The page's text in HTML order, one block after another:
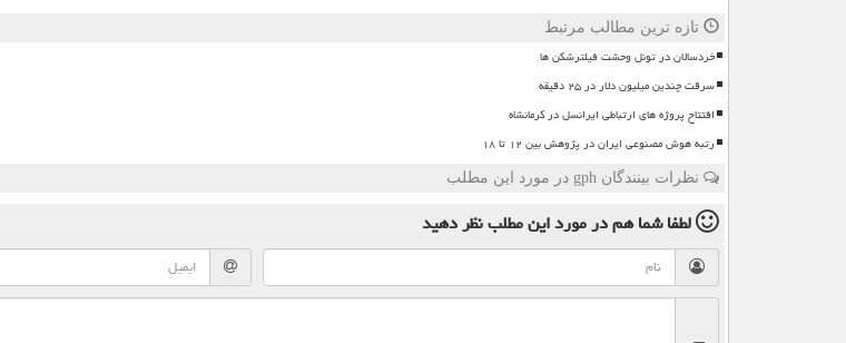
تازه ترین مطالب مرتبط
خردسالان در تونل وحشت فیلترشکن ها
سرقت چندین میلیون دلار در ۲۵ دقیقه
افتتاح پروژه های ارتباطی ایرانسل در کرمانشاه
رتبه هوش مصنوعی ایران در پژوهش بین ۱۲ تا ۱۸
نظرات بینندگان gph در مورد این مطلب
لطفا شما همدر مورد این مطلبنظر دهید